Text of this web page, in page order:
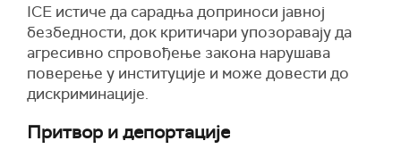
ICE истиче да сарадња доприноси јавној
безбедности, док критичари упозоравају да
агресивно спровођење закона нарушава
поверење у институције и може довести до
дискриминације.
Притвор и депортације